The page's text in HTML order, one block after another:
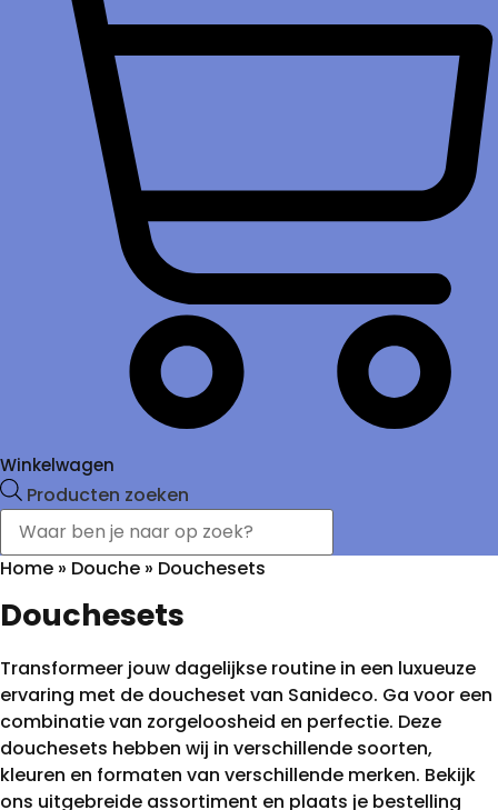
Winkelwagen
Producten zoeken
Home » Douche » Douchesets
Douchesets
Transformeer jouw dagelijkse routine in een luxueuze
ervaring met de doucheset van Sanideco. Ga voor een
combinatie van zorgeloosheid en perfectie. Deze
douchesets hebben wij in verschillende soorten,
kleuren en formaten van verschillende merken. Bekijk
ons uitgebreide assortiment en plaats je bestelling